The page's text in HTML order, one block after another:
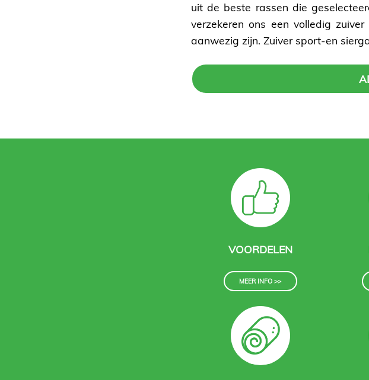
uit de beste rassen die
verzekeren ons een volledig
aanwezig zijn. Zuiver sport-en
VOORDELEN
MEER INFO >>